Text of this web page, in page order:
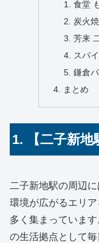
食堂
炭火
芳来
スパ
鎌倉
まとめ
1. 【二子新地
二子新地駅の周辺
環境が広がるエリ
多く集まっていま
の生活拠点として